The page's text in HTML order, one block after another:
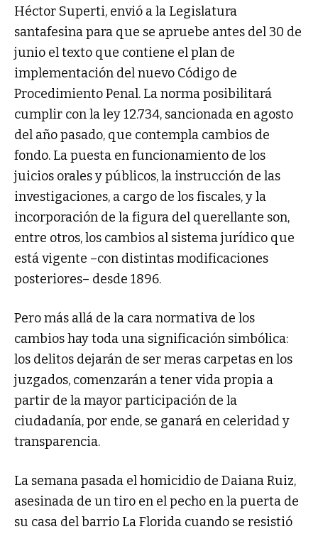
Héctor Superti, envió a la Legislatura
santafesina para que se apruebe antes del 30 de
junio el texto que contiene el plan de
implementación del nuevo Código de
Procedimiento Penal. La norma posibilitará
cumplir con la ley 12.734, sancionada en agosto
del año pasado, que contempla cambios de
fondo. La puesta en funcionamiento de los
juicios orales y públicos, la instrucción de las
investigaciones, a cargo de los fiscales, y la
incorporación de la figura del querellante son,
entre otros, los cambios al sistema jurídico que
está vigente –con distintas modificaciones
posteriores– desde 1896.
Pero más allá de la cara normativa de los
cambios hay toda una significación simbólica:
los delitos dejarán de ser meras carpetas en los
juzgados, comenzarán a tener vida propia a
partir de la mayor participación de la
ciudadanía, por ende, se ganará en celeridad y
transparencia.
La semana pasada el homicidio de Daiana Ruiz,
asesinada de un tiro en el pecho en la puerta de
su casa del barrio La Florida cuando se resistió